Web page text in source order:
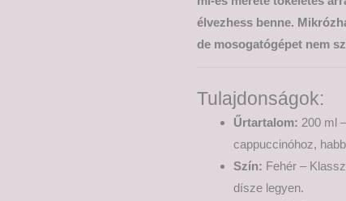
élvezhess benne.
de mosogatógépet nem
Tulajdonságok:
Űrtartalom: 200 ml
cappuccinóhoz,
Szín: Fehér –
dísze legyen.